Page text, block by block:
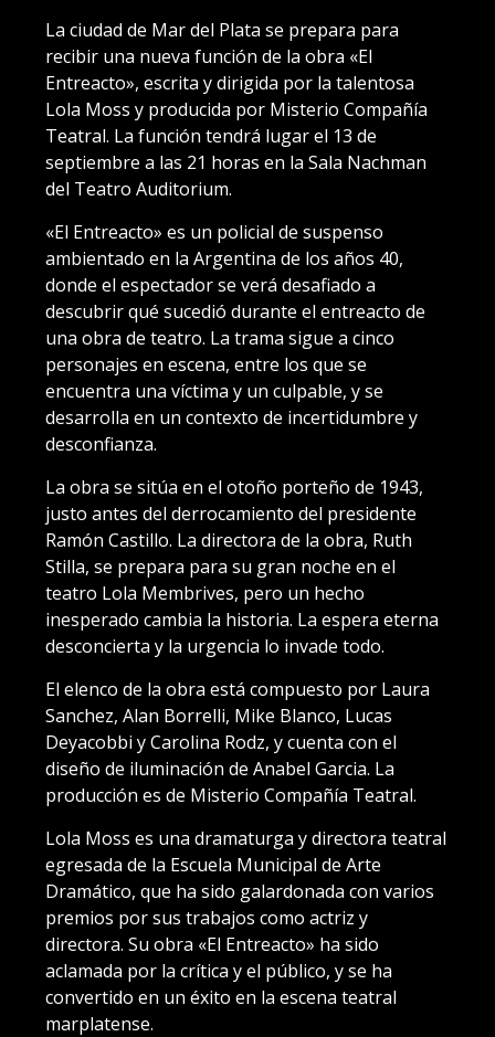
La ciudad de Mar del Plata se prepara para
recibir una nueva función de la obra «El
Entreacto», escrita y dirigida por la talentosa
Lola Moss y producida por Misterio Compañía
Teatral. La función tendrá lugar el 13 de
septiembre a las 21 horas en la Sala Nachman
del Teatro Auditorium.
«El Entreacto» es un policial de suspenso
ambientado en la Argentina de los años 40,
donde el espectador se verá desafiado a
descubrir qué sucedió durante el entreacto de
una obra de teatro. La trama sigue a cinco
personajes en escena, entre los que se
encuentra una víctima y un culpable, y se
desarrolla en un contexto de incertidumbre y
desconfianza.
La obra se sitúa en el otoño porteño de 1943,
justo antes del derrocamiento del presidente
Ramón Castillo. La directora de la obra, Ruth
Stilla, se prepara para su gran noche en el
teatro Lola Membrives, pero un hecho
inesperado cambia la historia. La espera eterna
desconcierta y la urgencia lo invade todo.
El elenco de la obra está compuesto por Laura
Sanchez, Alan Borrelli, Mike Blanco, Lucas
Deyacobbi y Carolina Rodz, y cuenta con el
diseño de iluminación de Anabel Garcia. La
producción es de Misterio Compañía Teatral.
Lola Moss es una dramaturga y directora teatral
egresada de la Escuela Municipal de Arte
Dramático, que ha sido galardonada con varios
premios por sus trabajos como actriz y
directora. Su obra «El Entreacto» ha sido
aclamada por la crítica y el público, y se ha
convertido en un éxito en la escena teatral
marplatense.